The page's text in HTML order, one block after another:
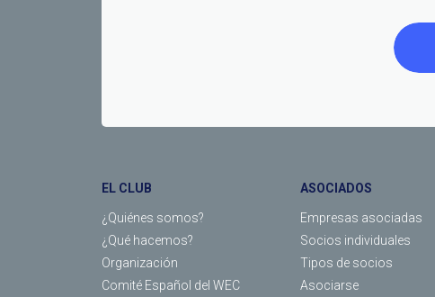
EL CLUB
¿Quiénes somos?
¿Qué hacemos?
Organización
Comité Español del WEC
ASOCIADOS
Empresas asociadas
Socios individuales
Tipos de socios
Asociarse